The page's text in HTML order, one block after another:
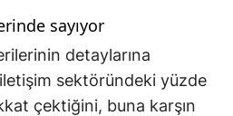
sayıyor
detaylarına
iletişim sektöründeki yüzde
çektiğini, buna karşın